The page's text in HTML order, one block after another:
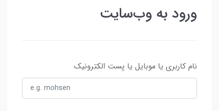
ورود به وب‌سایت
نام کاربری یا موبایل یا پست الکترونیک